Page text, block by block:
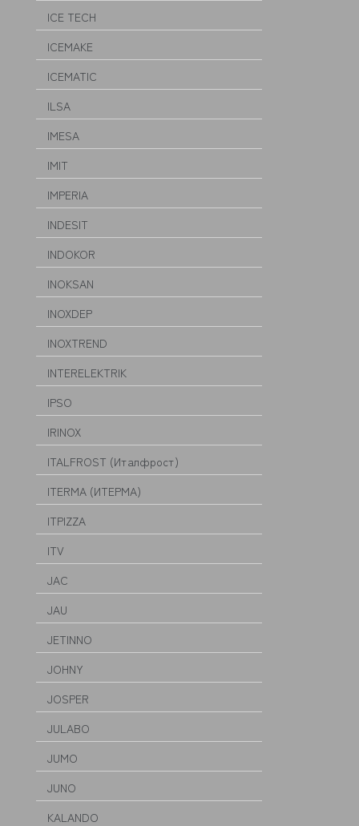
ICE TECH
ICEMAKE
ICEMATIC
ILSA
IMESA
IMIT
IMPERIA
INDESIT
INDOKOR
INOKSAN
INOXDEP
INOXTREND
INTERELEKTRIK
IPSO
IRINOX
ITALFROST (Италфрост)
ITERMA (ИТЕРМА)
ITPIZZA
ITV
JAC
JAU
JETINNO
JOHNY
JOSPER
JULABO
JUMO
JUNO
KALANDO